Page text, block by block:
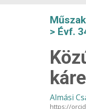
Évf.
Almási
https://